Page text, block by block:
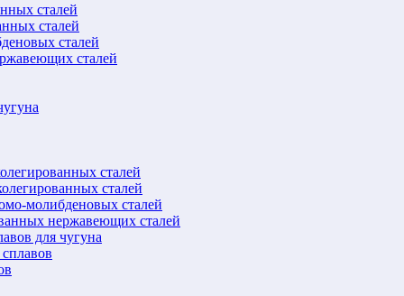
сталей
сталей
сталей
сталей
сталей
сталей
молибденовых сталей
нержавеющих сталей
для чугуна